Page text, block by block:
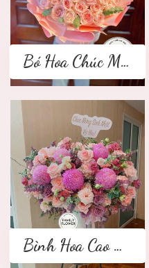
Bó Hoa Chúc Mừng
Bình Hoa Cao Cấp